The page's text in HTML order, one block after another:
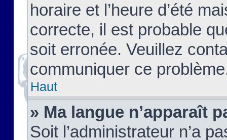
horaire et l’heure d’été
correcte, il est probable
soit erronée. Veuillez
communiquer ce
Haut
» Ma langue n’apparaît
Soit l’administrateur n’a